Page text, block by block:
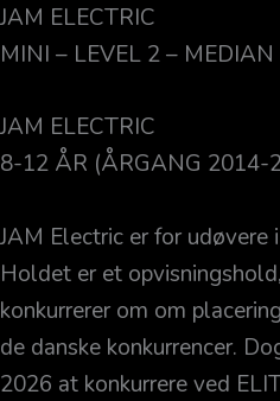
Gå
til
JAM ELECTRIC
MINI – LEVEL 2 – MEDIAN
JAM ELECTRIC
8-12 ÅR (ÅRGANG 2014-
JAM Electric er for udøvere
Holdet er et
konkurrerer om om
de danske konkurrencer.
2026 at konkurrere ved